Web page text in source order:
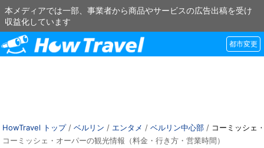
本メディアでは一部、事業者から商品やサービスの広告出稿を受け
収益化しています
都市変更
HowTravel トップ/ ベルリン / エンタメ / ベルリン中心部 / コーミッシェ
コーミッシェ・オーパーの観光情報（料金・行き方・営業時間）